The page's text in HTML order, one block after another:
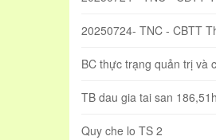
20250724- TNC - CBTT
BC thực trạng quản trị và
TB dau gia tai san
Quy che lo TS 2